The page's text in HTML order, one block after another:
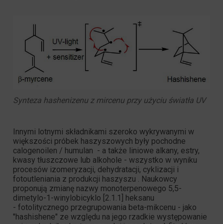
Synteza hashenizenu z mircenu przy użyciu światła UV
Innymi lotnymi składnikami szeroko wykrywanymi w
większości próbek haszyszowych były pochodne
calogenoilen / humulan - a także liniowe alkany, estry,
kwasy tłuszczowe lub alkohole - wszystko w wyniku
procesów izomeryzacji, dehydratacji, cyklizacji i
fotoutleniania z produkcji haszyszu . Naukowcy
proponują zmianę nazwy monoterpenowego 5,5-
dimetylo-1-winylobicyklo [2.1.1] heksanu
- fotolitycznego przegrupowania beta-mikcenu - jako
"hashishene" ze względu na jego rzadkie występowanie